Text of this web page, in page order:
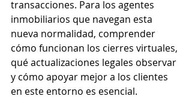
transacciones. Para los agentes
inmobiliarios que navegan esta
nueva normalidad, comprender
cómo funcionan los cierres virtuales,
qué actualizaciones legales observar
y cómo apoyar mejor a los clientes
en este entorno es esencial.